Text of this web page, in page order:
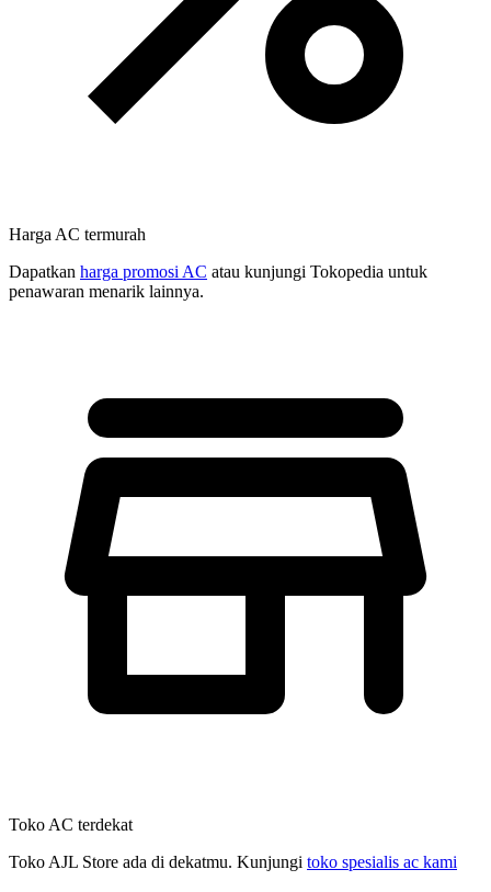
Harga AC termurah
Dapatkan harga promosi AC atau kunjungi Tokopedia untuk
penawaran menarik lainnya.
Toko AC terdekat
Toko AJL Store ada di dekatmu. Kunjungi toko spesialis ac kami